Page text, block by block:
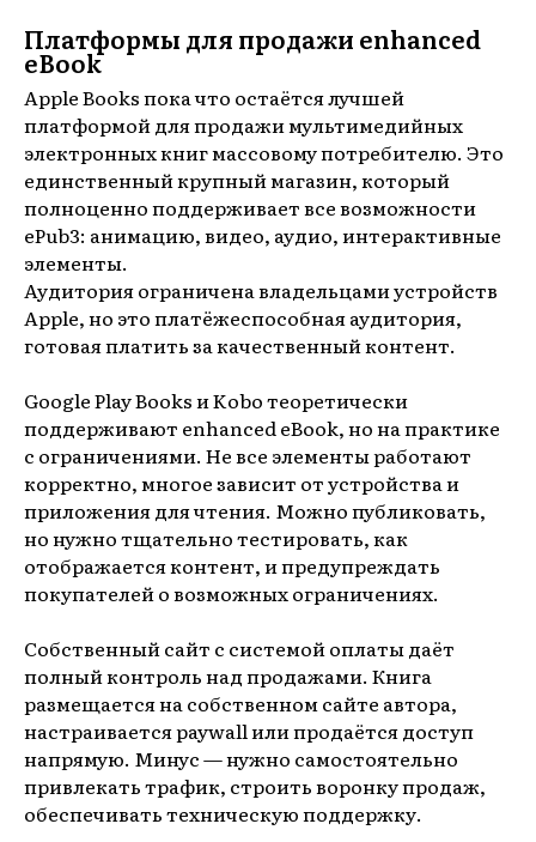
Платформы для продажи enhanced
eBook
Apple Books пока что остаётся лучшей
платформой для продажи мультимедийных
электронных книг массовому потребителю. Это
единственный крупный магазин, который
полноценно поддерживает все возможности
ePub3: анимацию, видео, аудио, интерактивные
элементы.
Аудитория ограничена владельцами устройств
Apple, но это платёжеспособная аудитория,
готовая платить за качественный контент.
Google Play Books и Kobo теоретически
поддерживают enhanced eBook, но на практике
с ограничениями. Не все элементы работают
корректно, многое зависит от устройства и
приложения для чтения. Можно публиковать,
но нужно тщательно тестировать, как
отображается контент, и предупреждать
покупателей о возможных ограничениях.
Собственный сайт с системой оплаты даёт
полный контроль над продажами. Книга
размещается на собственном сайте автора,
настраивается paywall или продаётся доступ
напрямую. Минус — нужно самостоятельно
привлекать трафик, строить воронку продаж,
обеспечивать техническую поддержку.